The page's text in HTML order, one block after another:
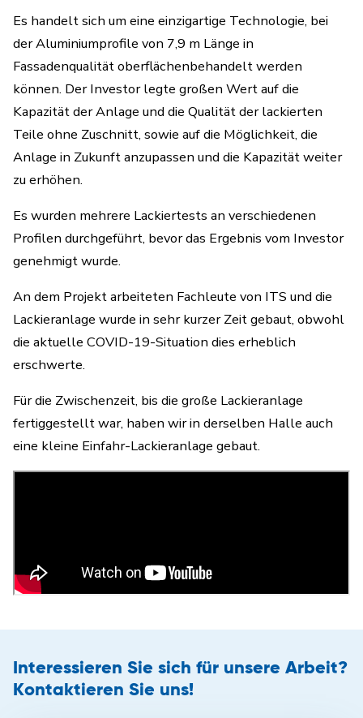
Es handelt sich um eine einzigartige Technologie, bei
der Aluminiumprofile von 7,9 m Länge in
Fassadenqualität oberflächenbehandelt werden
können. Der Investor legte großen Wert auf die
Kapazität der Anlage und die Qualität der lackierten
Teile ohne Zuschnitt, sowie auf die Möglichkeit, die
Anlage in Zukunft anzupassen und die Kapazität weiter
zu erhöhen.
Es wurden mehrere Lackiertests an verschiedenen
Profilen durchgeführt, bevor das Ergebnis vom Investor
genehmigt wurde.
An dem Projekt arbeiteten Fachleute von ITS und die
Lackieranlage wurde in sehr kurzer Zeit gebaut, obwohl
die aktuelle COVID-19-Situation dies erheblich
erschwerte.
Für die Zwischenzeit, bis die große Lackieranlage
fertiggestellt war, haben wir in derselben Halle auch
eine kleine Einfahr-Lackieranlage gebaut.
Interessieren Sie sich für unsere Arbeit?
Kontaktieren Sie uns!